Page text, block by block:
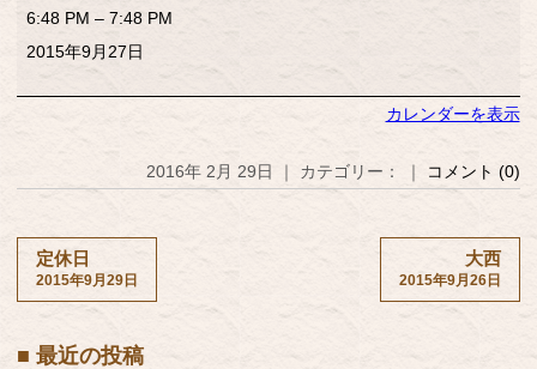
田6:48 PM –7:48 PM
2015年9月27日
カレンダーを表示
2016年 2月 29日 ｜ カテゴリー： ｜ コメント (0)
定休日
2015年9月29日
大西
2015年9月26日
■ 最近の投稿